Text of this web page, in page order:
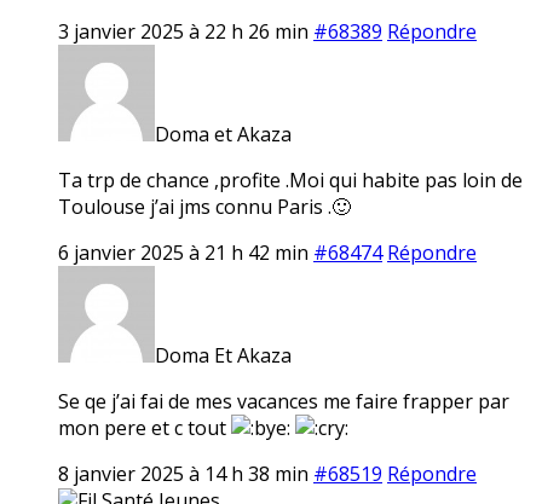
3 janvier 2025 à 22 h 26 min #68389 Répondre
Doma et Akaza
Ta trp de chance ,profite .Moi qui habite pas loin de
Toulouse j’ai jms connu Paris .🙂
6 janvier 2025 à 21 h 42 min #68474 Répondre
Doma Et Akaza
Se qe j’ai fai de mes vacances me faire frapper par
mon pere et c tout
8 janvier 2025 à 14 h 38 min #68519 Répondre